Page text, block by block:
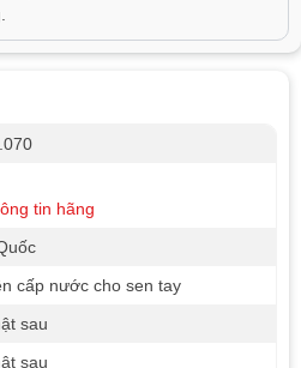
tin hãng
cấp nước cho sen tay
sau
sau